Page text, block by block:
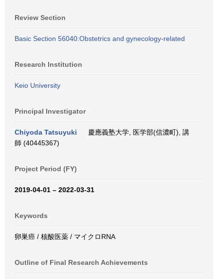
Review Section
Basic Section 56040:Obstetrics and gynecology-related
Research Institution
Keio University
Principal Investigator
Chiyoda Tatsuyuki
慶應義塾大学, 医学部(信濃町), 講
師 (40445367)
Project Period (FY)
2019-04-01 – 2022-03-31
Keywords
卵巣癌 / 核酸医薬 / マイクロRNA
Outline of Final Research Achievements